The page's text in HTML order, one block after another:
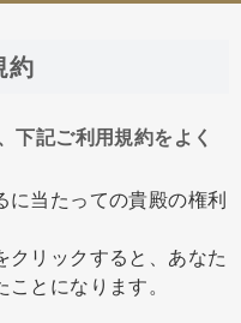
約
下記ご利用規約をよく
に当たっての貴殿の権利
クリックすると、あなた
とになります。